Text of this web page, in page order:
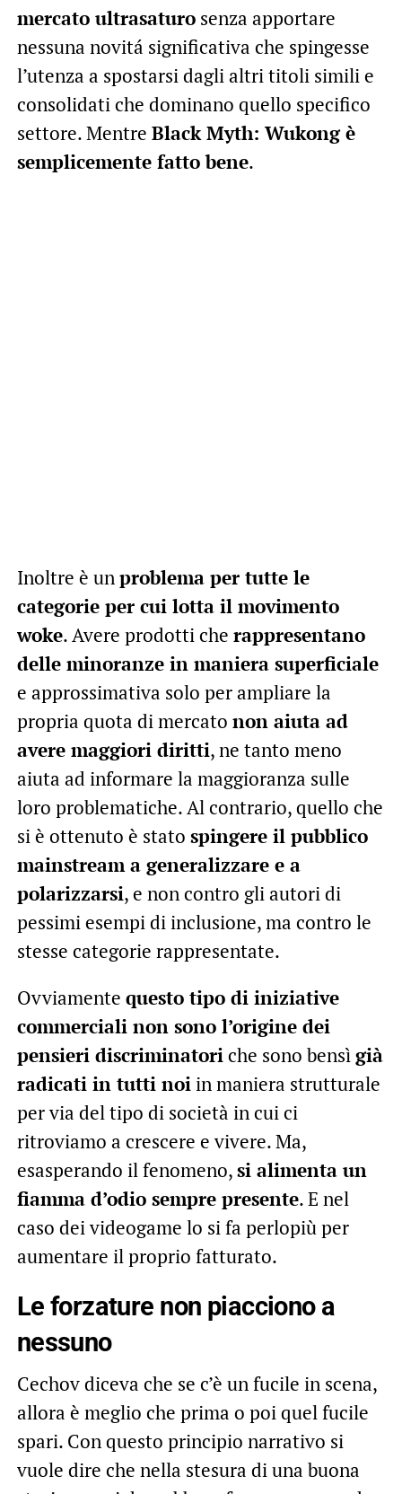
mercato ultrasaturosenza apportare
nessuna novitá significativa che spingesse
l’utenza a spostarsi dagli altri titoli simili e
consolidati che dominano quello specifico
settore. Mentre Black Myth: Wukong è
semplicemente fatto bene.
Inoltre è un problema per tutte le
categorie per cui lotta il movimento
woke. Avere prodotti che rappresentano
delle minoranze in maniera superficiale
e approssimativa solo per ampliare la
propria quota di mercato non aiuta ad
avere maggiori diritti, ne tanto meno
aiuta ad informare la maggioranza sulle
loro problematiche. Al contrario, quello che
si è ottenuto è stato spingere il pubblico
mainstream a generalizzare e a
polarizzarsi, e non contro gli autori di
pessimi esempi di inclusione, ma contro le
stesse categorie rappresentate.
Ovviamente questo tipo di iniziative
commerciali non sono l’origine dei
pensieri discriminatori che sono bensì già
radicati in tutti noi in maniera strutturale
per via del tipo di società in cui ci
ritroviamo a crescere e vivere. Ma,
esasperando il fenomeno,si alimenta un
fiamma d’odio sempre presente. E nel
caso dei videogame lo si fa perlopiù per
aumentare il proprio fatturato.
Le forzature non piacciono a
nessuno
Cechov diceva che se c’è un fucile in scena,
allora è meglio che prima o poi quel fucile
spari. Con questo principio narrativo si
vuole dire che nella stesura di una buona